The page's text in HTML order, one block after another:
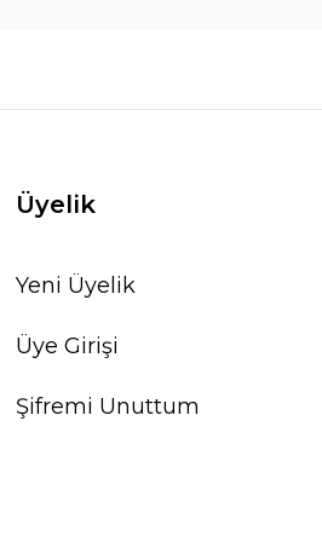
Üyelik
Yeni Üyelik
Üye Girişi
Şifremi Unuttum